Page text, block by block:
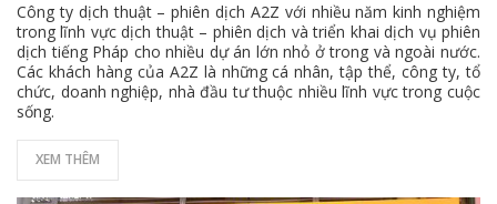
Công ty dịch thuật – phiên dịch A2Z với nhiều năm kinh nghiệm
trong lĩnh vực dịch thuật – phiên dịch và triển khai dịch vụ phiên
dịch tiếng Pháp cho nhiều dự án lớn nhỏ ở trong và ngoài nước.
Các khách hàng của A2Z là những cá nhân, tập thể, công ty, tổ
chức, doanh nghiệp, nhà đầu tư thuộc nhiều lĩnh vực trong cuộc
sống.
XEM THÊM